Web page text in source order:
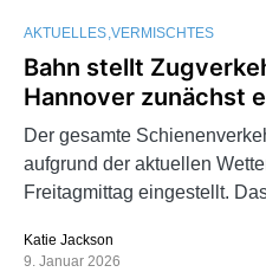
AKTUELLES VERMISCHTES
Bahn stellt
Hannover zunächst
Der gesamte
aufgrund der aktuellen
Freitagmittag eingestellt.
Katie Jackson
9. Januar 2026